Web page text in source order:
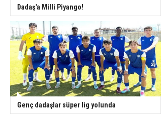
Dadaş'a Milli Piyango!
Genç dadaşlar süper lig yolunda